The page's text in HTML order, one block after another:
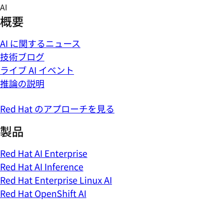
Skip
to
content
AI
概要
AI に関するニュース
技術ブログ
ライブ AI イベント
推論の説明
Red Hat のアプローチを見る
製品
Red Hat AI Enterprise
Red Hat AI Inference
Red Hat Enterprise Linux AI
Red Hat OpenShift AI